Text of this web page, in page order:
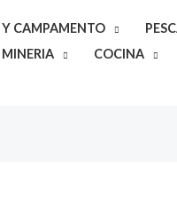
CAMPAMENTO
COCINA